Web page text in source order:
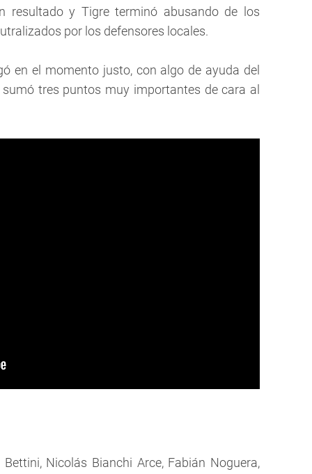
resultado y Tigre terminó abusando de los
por los defensores locales.
en el momento justo, con algo de ayuda del
tres puntos muy importantes de cara al
Nicolás Bianchi Arce, Fabián Noguera,